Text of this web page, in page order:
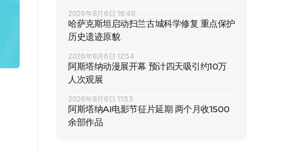
2026年8月6日 16:49
哈萨克斯坦启动扫兰古城科学修复 重点保护
历史遗迹原貌
2026年8月6日 12:54
阿斯塔纳动漫展开幕 预计四天吸引约10万
人次观展
2026年8月6日 11:53
阿斯塔纳AI电影节征片延期 两个月收1500
余部作品